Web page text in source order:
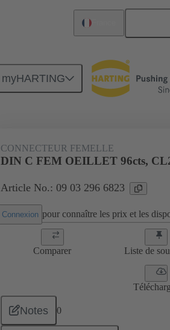
myHARTING
CONNECTEUR FEMELLE
DIN C FEM OEILLET 96cts,
Article No.: 09 03 296 6823
Connexion pour connaître les prix et les
Comparer Liste de
Notes 0